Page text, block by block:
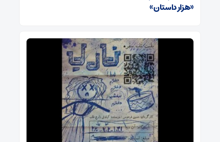
«هزار داستان»